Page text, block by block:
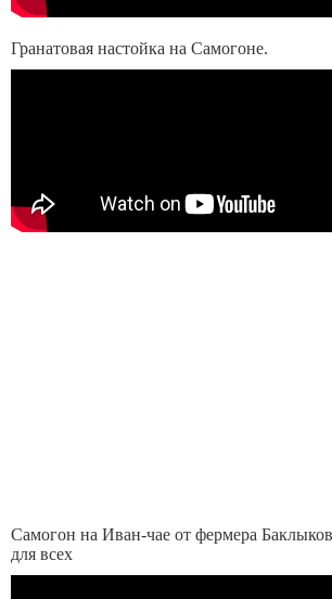
Гранатовая настойка на Самогоне.
Самогон на Иван-чае от фермера
для всех